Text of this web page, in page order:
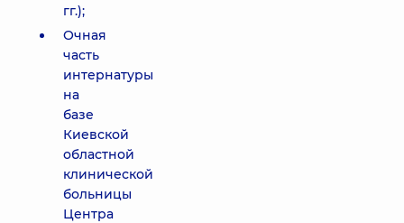
гг.);
Очная
часть
интернатуры
на
базе
Киевской
областной
клинической
больницы
Центра